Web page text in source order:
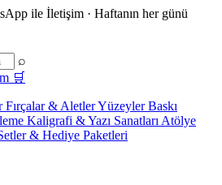
ile İletişim · Haftanın her günü
⌕
🛒
Fırçalar & AletlerYüzeylerBaskı
Kaligrafi & Yazı Sanatları Atölye
& Hediye Paketleri